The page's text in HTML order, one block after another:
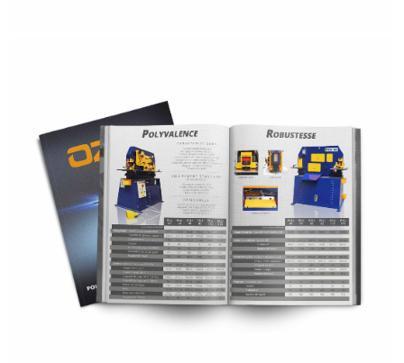
CATALOGUE
- Secteur d'activités : Machines outils-